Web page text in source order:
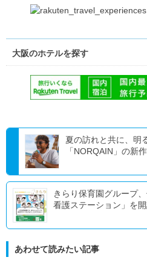
大阪のホテルを探す
夏の訪れと共に、明
「NORQAIN」の新
きらり保育園グループ
看護ステーション」を
あわせて読みたい記事